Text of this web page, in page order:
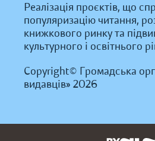
Реалізація проєктів, що
популяризацію читання,
книжкового ринку та
культурного і освітнього
Copyright© Громадська
видавців» 2026